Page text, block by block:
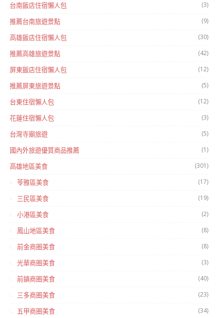
台南飯店住宿懶人包 (3)
推薦台南旅遊景點 (9)
高雄飯店住宿懶人包 (30)
推薦高雄旅遊景點 (42)
屏東飯店住宿懶人包 (12)
推薦屏東旅遊景點 (5)
台東住宿懶人包 (12)
花蓮住宿懶人包 (3)
台灣寺廟旅遊 (5)
國內外旅遊優質商品推薦 (1)
高雄地區美食 (301)
苓雅區美食 (17)
三民區美食 (19)
小港區美食 (2)
鳳山地區美食 (8)
前金商圈美食 (8)
光華商圈美食 (3)
前鎮商圈美食 (40)
三多商圈美食 (23)
五甲商圈美食 (34)